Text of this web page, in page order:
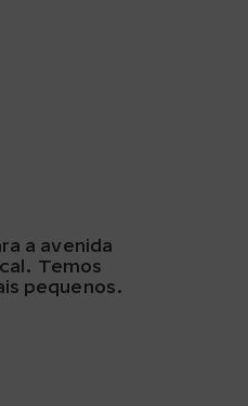
a avenida
Temos
pequenos.